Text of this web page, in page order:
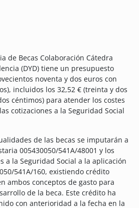
de Becas Colaboración Cátedra
(DYD) tiene un presupuesto
noventa y dos euros con
incluidos los 32,52 € (treinta y dos
céntimos) para atender los costes
cotizaciones a la Seguridad Social
de las becas se imputarán a
005430050/541A/48001 y los
a la Seguridad Social a la aplicación
541A/160, existiendo crédito
ambos conceptos de gasto para
de la beca. Este crédito ha
con anterioridad a la fecha en la